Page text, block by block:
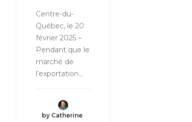
Centre-du-
Québec, le 20
février 2025 –
Pendant que le
marché de
l’exportation…
by Catherine